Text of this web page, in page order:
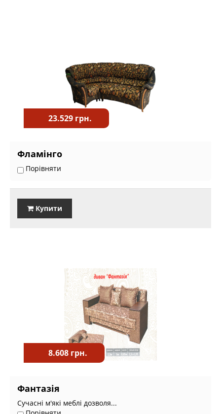
23.529 грн.
Фламінго
Порівняти
Купити
8.608 грн.
Фантазія
Сучасні м'які меблі дозволя...